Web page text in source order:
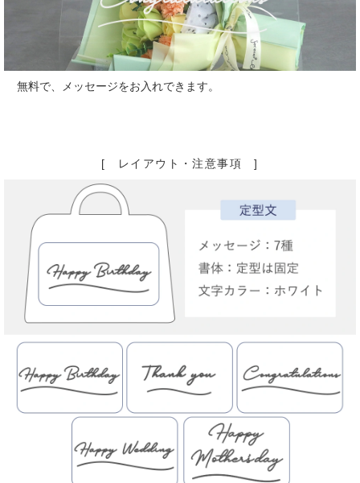
無料で、メッセージをお入れできます。
[ レイアウト・注意事項 ]